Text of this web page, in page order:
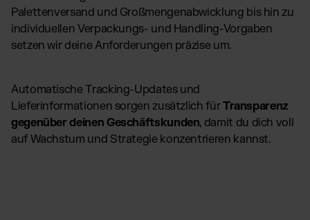
Palettenversand und Großmengenabwicklung bis hin zu
individuellen Verpackungs- und Handling-Vorgaben
setzen wir deine Anforderungen präzise um.
Automatische Tracking-Updates und
Lieferinformationen sorgen zusätzlich fürTransparenz
gegenüber deinen Geschäftskunden, damit du dich voll
auf Wachstum und Strategie konzentrieren kannst.